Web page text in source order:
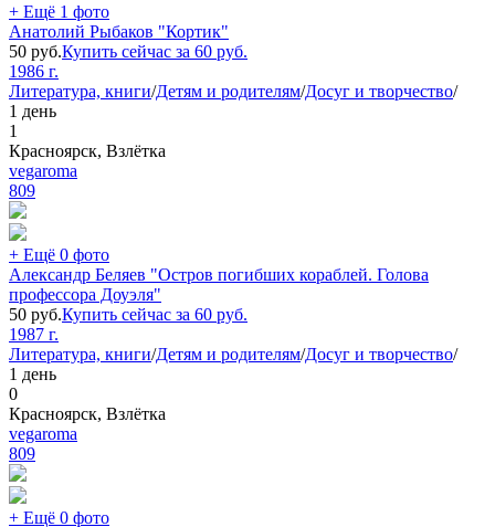
+ Ещё 1 фото
Анатолий Рыбаков "Кортик"
50 руб.Купить сейчас за 60 руб.
1986 г.
Литература, книги/Детям и родителям/Досуг и творчество/
1 день
1
Красноярск, Взлётка
vegaroma
809
+ Ещё 0 фото
Александр Беляев "Остров погибших кораблей. Голова
профессора Доуэля"
50 руб.Купить сейчас за 60 руб.
1987 г.
Литература, книги/Детям и родителям/Досуг и творчество/
1 день
0
Красноярск, Взлётка
vegaroma
809
+ Ещё 0 фото